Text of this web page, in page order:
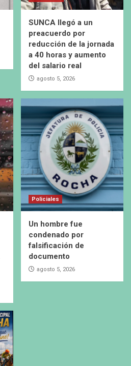
SUNCA llegó a un
preacuerdo por
reducción de la jornada
a 40 horas y aumento
del salario real
agosto 5, 2026
Policiales
Un hombre fue
condenado por
falsificación de
documento
agosto 5, 2026